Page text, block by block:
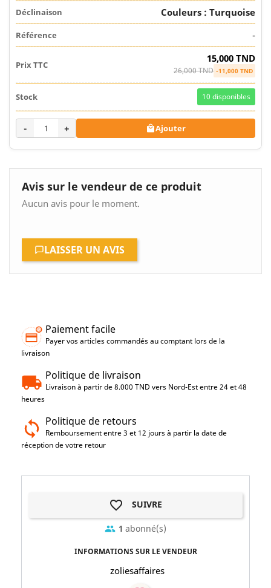
Couleurs : Turquoise
-
15,000 TND
26,000 TND -11,000 TND
10 disponibles
- + Ajouter
Avis sur le vendeur de ce produit
Aucun avis pour le moment.
LAISSER UN AVIS
Paiement facile
Payer vos articles commandés au comptant lors de la
livraison
Politique de livraison
Livraison à partir de 8.000 TND vers Nord-Est entre 24 et 48
heures
Politique de retours
Remboursement entre 3 et 12 jours à partir la date de
réception de votre retour
favorite_border SUIVRE
group 1 abonné(s)
INFORMATIONS SUR LE VENDEUR
zoliesaffaires